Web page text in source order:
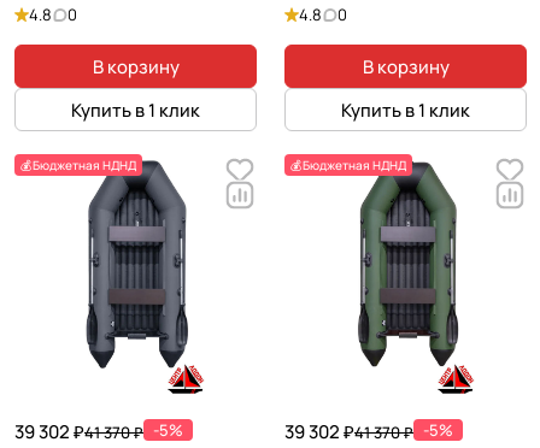
4.8 0
В корзину
Купить в 1 клик
4.8 0
В корзину
Купить в 1 клик
💰Бюджетная НДНД
39 302 ₽41 370 ₽ -5%
💰Бюджетная НДНД
39 302 ₽41 370 ₽ -5%